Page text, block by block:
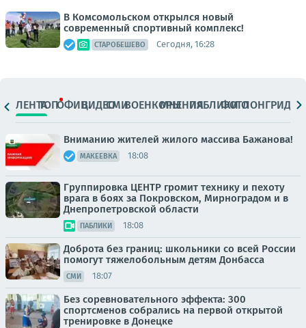
В Комсомольском открылся новый
современный спортивный комплекс!
СТАРОБЕШЕВО Сегодня, 16:28
ЛЕНТАТОПОФИЦ.ВИДЕОСМИВОЕНКОРЫМНЕНИЯПАБЛИКИ
ФОТОЛОНГРИДЫ
Вниманию жителей жилого массива Бажанова!
МАКЕЕВКА 18:08
Группировка ЦЕНТР громит технику и пехоту
врага в боях за Покровском, Мирноградом и в
Днепропетровской области
ПАБЛИКИ 18:08
Доброта без границ: школьники со всей России
помогут тяжелобольным детям Донбасса
СМИ 18:07
Без соревновательного эффекта: 300
спортсменов собрались на первой открытой
тренировке в Донецке